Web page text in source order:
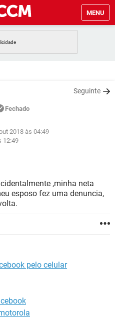
MENU
GMAIL
GMAIL
WHATSAPP
EXCEL
WHATSAPP
GMAIL
EXCEL
Seguinte
Fechado
2018 às 04:49
12:49
,minha neta
esposo fez uma denuncia,
pelo celular